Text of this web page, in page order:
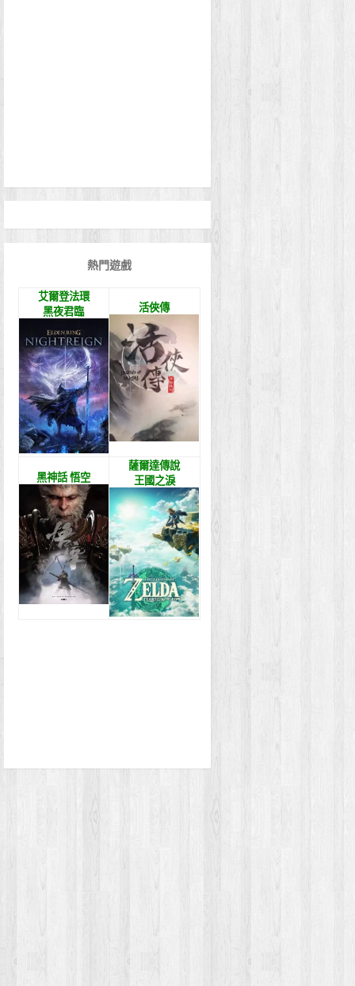
熱門遊戲
艾爾登法環
黑夜君臨
活俠傳
黑神話 悟空
薩爾達傳說
王國之淚